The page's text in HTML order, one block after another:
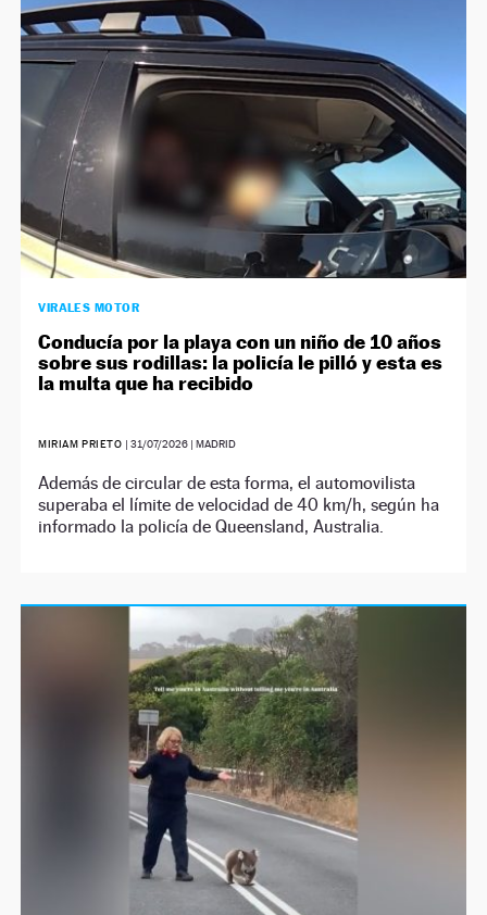
NEWSLETTER
VIRALES MOTOR
Conducía por la playa con un niño de 10 años
sobre sus rodillas: la policía le pilló y esta es
la multa que ha recibido
MIRIAM PRIETO | 31/07/2026| MADRID
Además de circular de esta forma, el automovilista
superaba el límite de velocidad de 40 km/h, según ha
informado la policía de Queensland, Australia.